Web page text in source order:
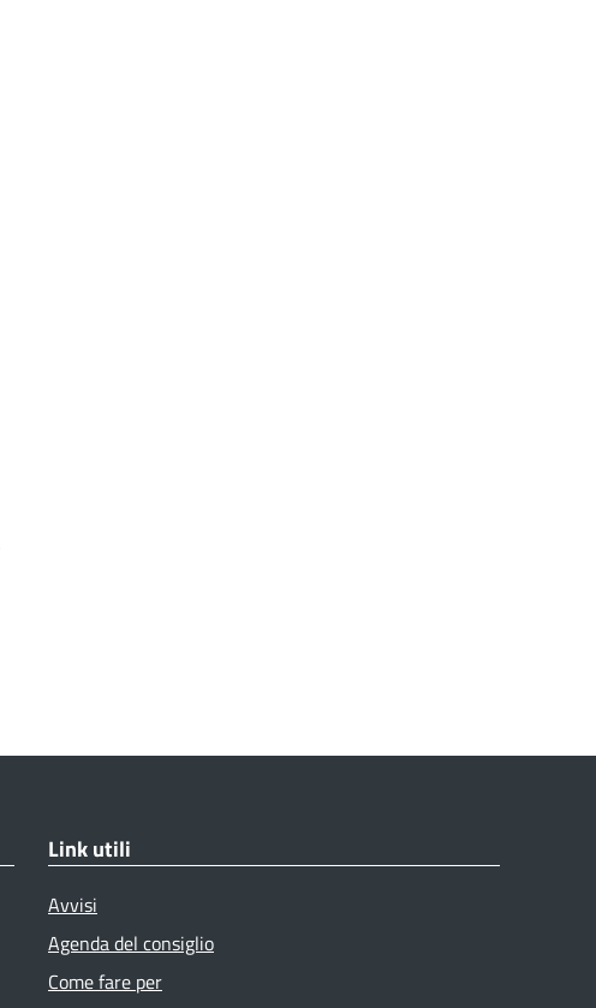
Link utili
Avvisi
Agenda del consiglio
Come fare per